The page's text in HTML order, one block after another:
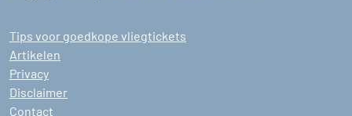
Tips voor goedkope vliegtickets
Artikelen
Privacy
Disclaimer
Contact